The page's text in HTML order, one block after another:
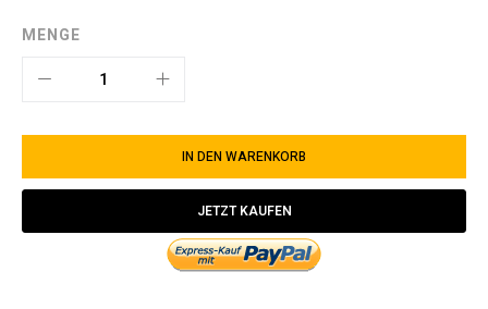
MENGE
IN DEN WARENKORB
JETZT KAUFEN